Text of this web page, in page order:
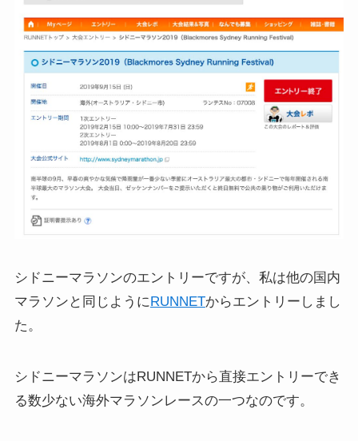
シドニーマラソンのエントリーですが、私は他の国内
マラソンと同じようにRUNNETからエントリーしまし
た。
シドニーマラソンはRUNNETから直接エントリーでき
る数少ない海外マラソンレースの一つなのです。